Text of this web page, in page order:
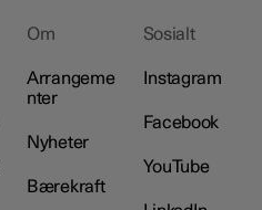
Om
Arrangeme
nter
Nyheter
Bærekraft
Sosialt
Instagram
Facebook
YouTube